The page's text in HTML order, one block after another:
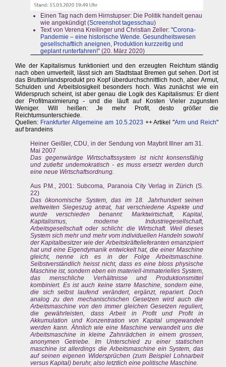
Einen Tag nach dem Hirnstupser: Die Politik handelt genau
wie angekündigt (Screenshot tagesschau)
Text von Verena Kreilinger und Christian Zeller: "Corona-
Pandemie – eine historische Wende. Gesundheitswesen
gesellschaftlich aneignen, Produktion kurzzeitig und
geplant runterfahren!" (20. März 2020)
Wie der Kapitalismus funktioniert und den erzeugten Reichtum ständig
nach oben umverteilt, lässt sich am Stadtstaat Bremen gut sehen. Dort ist
das Bruttoinlandsprodukt pro Kopf überdurchschnittlich hoch, aber Armut,
Schulden und Arbeitslosigkeit besonders hoch. Was zunächst wie ein
Widerspruch scheint, ist aber genau die Logik des Kapitalismus: Er dient
der Profitmaximierung - und die läuft auf Kosten Vieler zugunsten
Weniger. Will heißen: Je mehr Profit, desto größer die
Reichtumsunterschiede.
Quellen: Frankfurter Allgemeine am 10.5.2023 ++ Artikel "Arm und Reich"
auf brandeins
Heiner Geißler, CDU, in der Sendung von Maybrit Illner am 31.
Mai 2007
Das gegenwärtige Wirtschaftssystem ist nicht konsensfähig
und zutiefst undemokratisch - es muss ersetzt werden durch
eine neue Wirtschaftsordnung.
Aus P.M., 2001: Subcoma, Paranoia City Verlag in Zürich (S.
22)
Das ökonomische System, das im 18. Jahrhundert seinen
weltweiten Siegeszug antrat, hat verschiedene Aspekte und
wurde verschieden benannt: Marktwirtschaft, Kapital,
Kapitalismus, moderne Industriegesellschaft,
Arbeitsgesellschaft oder schlicht: die Wirtschaft. Weil dieses
System sich mehr und mehr vom individuellen Handeln sowohl
der Kapitalbesitzer wie der Arbeitskräftelieferanten emanzipiert
hat und eine Eigendymanik entwickelt hat, die einer Maschine
gleicht, nenne ich es in der Folge Arbeitsmaschine.
Selbstverständlich heisst nicht, dass es eine bloss physische
Maschine ist, sondern eben ein materiell-immaterielles System,
das menschliche Verhältnisse und Produktionsmittel
kombiniert. Es ist auch keine starre Maschine, sondern eine,
die sich selbst laufend verändert, ergänzt, repariert. Doch
analog zu den mechanischischen Gesetzen wird auch die
Arbeitsmaschine von den immer gleichen Gesetzen reguliert,
die gewährleisten, dass Arbeit in Profit und Profit in
Akkumulation und Konzentration von Kapital umgewandelt
werden kann. Ähnlich wie eine Maschine verwandelt uns die
Arbeitsmaschine in kleine Zahnrädchen in einem grossen,
anonymen Getriebe. Im Unterschied zu einer statischen
maschine ist allerdings die Arbeitsmaschine ein System, das
auf seinen eigenen Widersprüchen (zum Beispiel Lohnarbeit
versus Kapital) beruhr, also letztlich eine politische Maschine.